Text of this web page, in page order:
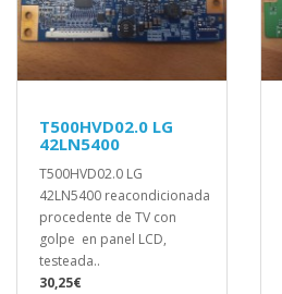
T500HVD02.0 LG
42LN5400
T500HVD02.0 LG
42LN5400 reacondicionada
procedente de TV con
golpe en panel LCD,
testeada..
30,25€